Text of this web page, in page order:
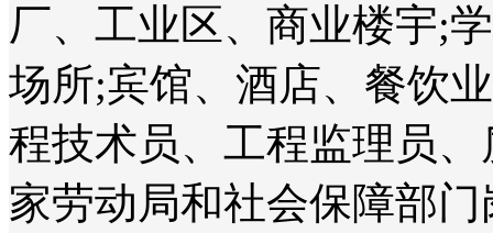
厂、工业区、商业楼宇;
场所;宾馆、酒店、餐饮
程技术员、工程监理员
家劳动局和社会保障部